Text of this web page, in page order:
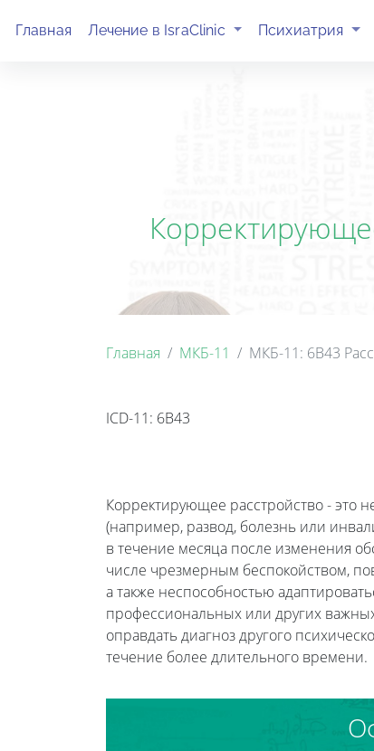
Главная Лечение в IsraClinic (current)Психиатрия
Главная МКБ-11 МКБ-11: 6B43
ICD-11: 6B43
Корректирующее расстройство - это
(например, развод, болезнь или
в течение месяца после изменения
числе чрезмерным беспокойством,
а также неспособностью
профессиональных или других
оправдать диагноз другого
течение более длительного времени.